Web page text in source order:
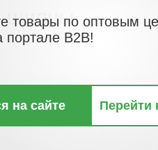
щипцы
товары по оптовым
портале B2B!
на сайте Перейти